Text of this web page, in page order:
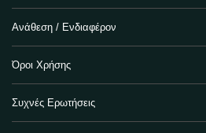
Ανάθεση / Ενδιαφέρον
Όροι Χρήσης
Συχνές Ερωτήσεις